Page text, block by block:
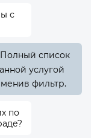
с
список
услугой
фильтр.
по